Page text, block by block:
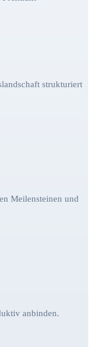
strukturiert
Meilensteinen und
anbinden.